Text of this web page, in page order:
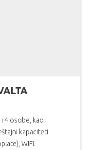
i 4 osobe, kao i
kapaciteti
WIFI.